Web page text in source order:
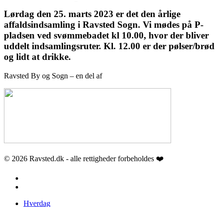
Lørdag den 25. marts 2023 er det den årlige
affaldsindsamling i Ravsted Sogn. Vi mødes på P-
pladsen ved svømmebadet kl 10.00, hvor der bliver
uddelt indsamlingsruter. Kl. 12.00 er der pølser/brød
og lidt at drikke.
Ravsted By og Sogn – en del af
© 2026 Ravsted.dk - alle rettigheder forbeholdes ❤️
Close
Hverdag